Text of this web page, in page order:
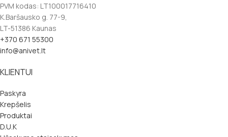
PVM kodas: LT100017716410
K.Baršausko g. 77-9,
LT-51386 Kaunas
+370 671 55300
info@anivet.lt
KLIENTUI
Paskyra
Krepšelis
Produktai
D.U.K